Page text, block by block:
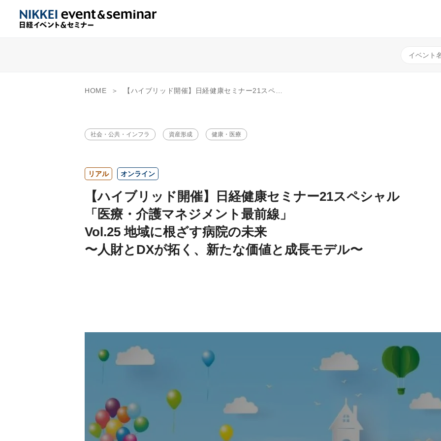
HOME 【ハイブリッド開催】日経健康セミナー21スペシャル 「医療・介護マネジメント最前線」 Vol.25 地域に根ざす病院の未来 〜人財とDXが拓く、新たな価値と成長モデル〜
社会・公共・インフラ 資産形成 健康・医療
リアル オンライン
【ハイブリッド開催】日経健康セミナー21スペシャル
「医療・介護マネジメント最前線」
Vol.25 地域に根ざす病院の未来
〜人財とDXが拓く、新たな価値と成長モデル〜